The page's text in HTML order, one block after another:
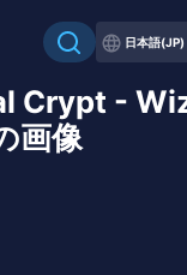
日本語(JP)
Crypt -
画像